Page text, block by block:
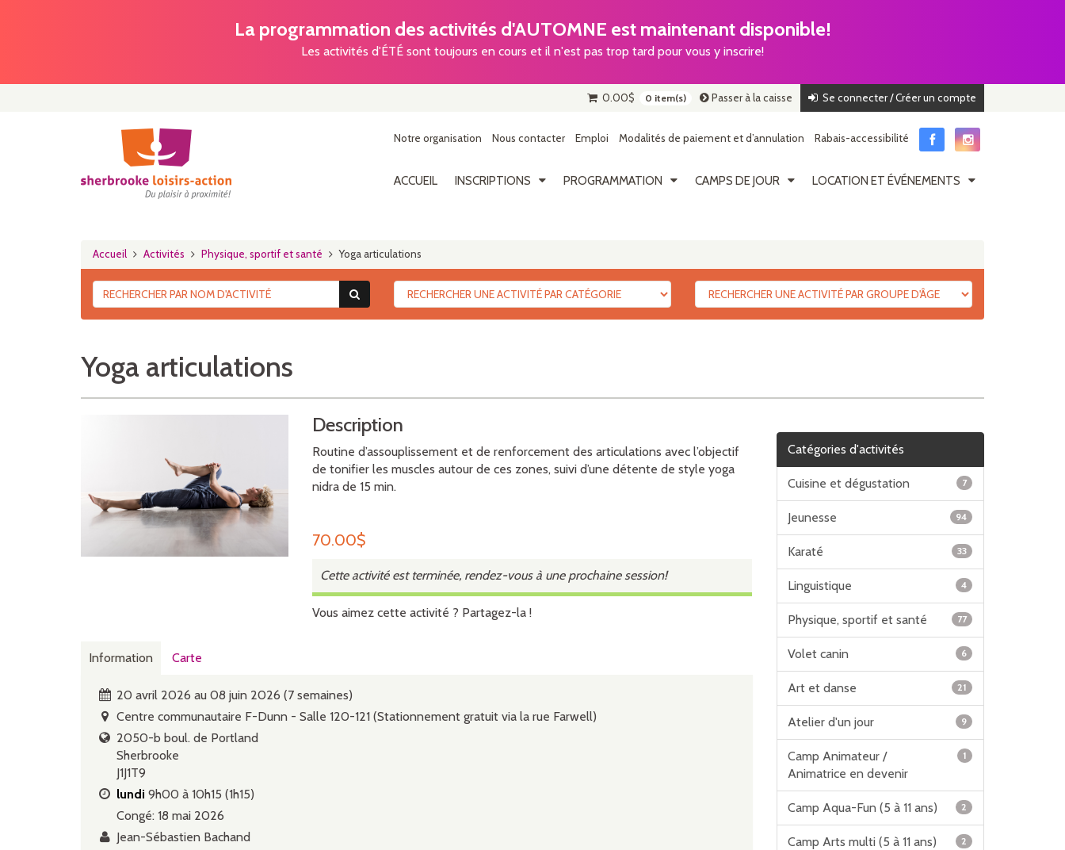
La programmation des activités d'AUTOMNE est maintenant disponible!
Les activités d'ÉTÉ sont toujours en cours et il n'est pas trop tard pour vous y inscrire!
Se connecter / Créer un compte
Passer à la caisse
0.00$ 0 item(s)
Notre organisation Nous contacter Emploi Modalités de paiement et d’annulation Rabais-accessibilité
ACCUEIL INSCRIPTIONS PROGRAMMATION CAMPS DE JOUR LOCATION ET ÉVÉNEMENTS
Accueil Activités Physique, sportif et santé Yoga articulations
Yoga articulations
Description
Routine d’assouplissement et de renforcement des articulations avec l’objectif
de tonifier les muscles autour de ces zones, suivi d’une détente de style yoga
nidra de 15 min.
70.00$
Cette activité est terminée, rendez-vous à une prochaine session!
Vous aimez cette activité ? Partagez-la !
Information Carte
20 avril 2026 au 08 juin 2026 (7 semaines)
Centre communautaire F-Dunn - Salle 120-121 (Stationnement gratuit via la rue Farwell)
2050-b boul. de Portland
Sherbrooke
J1J1T9
lundi 9h00 à 10h15 (1h15)
Congé: 18 mai 2026
Jean-Sébastien Bachand
Catégories d'activités
Cuisine et dégustation 7
Jeunesse 94
Karaté 33
Linguistique 4
Physique, sportif et santé 77
Volet canin 6
Art et danse 21
Atelier d'un jour 9
Camp Animateur /
Animatrice en devenir
1
Camp Aqua-Fun (5 à 11 ans) 2
Camp Arts multi (5 à 11 ans) 2